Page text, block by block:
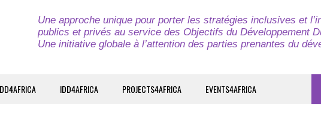
Une approche unique pour porter les stratégies inclusives et
publics et privés au service des Objectifs du Développement
Une initiative globale à l’attention des parties prenantes du
IDD4AFRICA PROJECTS4AFRICA EVENTS4AFRICA